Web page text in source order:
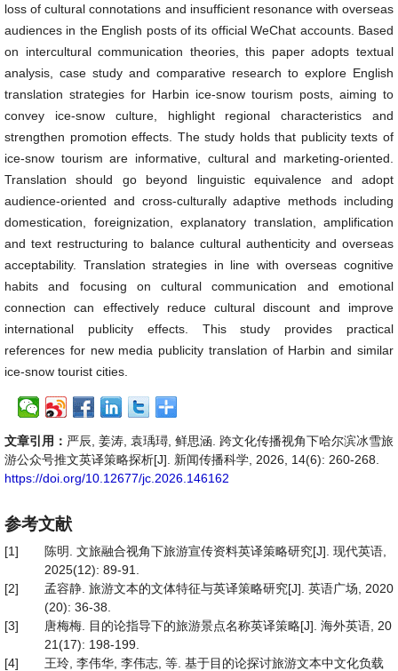
loss of cultural connotations and insufficient resonance with overseas
audiences in the English posts of its official WeChat accounts. Based
on intercultural communication theories, this paper adopts textual
analysis, case study and comparative research to explore English
translation strategies for Harbin ice-snow tourism posts, aiming to
convey ice-snow culture, highlight regional characteristics and
strengthen promotion effects. The study holds that publicity texts of
ice-snow tourism are informative, cultural and marketing-oriented.
Translation should go beyond linguistic equivalence and adopt
audience-oriented and cross-culturally adaptive methods including
domestication, foreignization, explanatory translation, amplification
and text restructuring to balance cultural authenticity and overseas
acceptability. Translation strategies in line with overseas cognitive
habits and focusing on cultural communication and emotional
connection can effectively reduce cultural discount and improve
international publicity effects. This study provides practical
references for new media publicity translation of Harbin and similar
ice-snow tourist cities.
文章引用： 严辰, 姜涛, 袁瑀璕, 鲜思涵. 跨文化传播视角下哈尔滨冰雪旅
游公众号推文英译策略探析[J]. 新闻传播科学, 2026, 14(6): 260-268.
https://doi.org/10.12677/jc.2026.146162
参考文献
[1]
陈明. 文旅融合视角下旅游宣传资料英译策略研究[J]. 现代英语,
2025(12): 89-91.
[2]
孟容静. 旅游文本的文体特征与英译策略研究[J]. 英语广场, 2020
(20): 36-38.
[3]
唐梅梅. 目的论指导下的旅游景点名称英译策略[J]. 海外英语, 20
21(17): 198-199.
[4]
王玲, 李伟华, 李伟志, 等. 基于目的论探讨旅游文本中文化负载